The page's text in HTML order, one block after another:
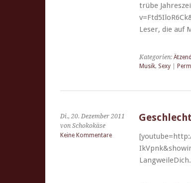
trübe
Leser, die auf
Kategorien:
Musik, Sexy|
Di., 20. Dezember 2011
von Schokokäse
Keine Kommentare